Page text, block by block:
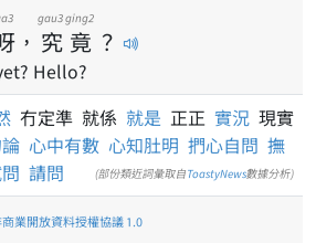
， 究
gau3
竟
ging2
？
Hello?
冇定準 就係 就是 正正 實況 現實
心中有數 心知肚明 捫心自問 撫
請問 (部份類近詞彙取自ToastyNews數據分析)
業開放資料授權協議 1.0